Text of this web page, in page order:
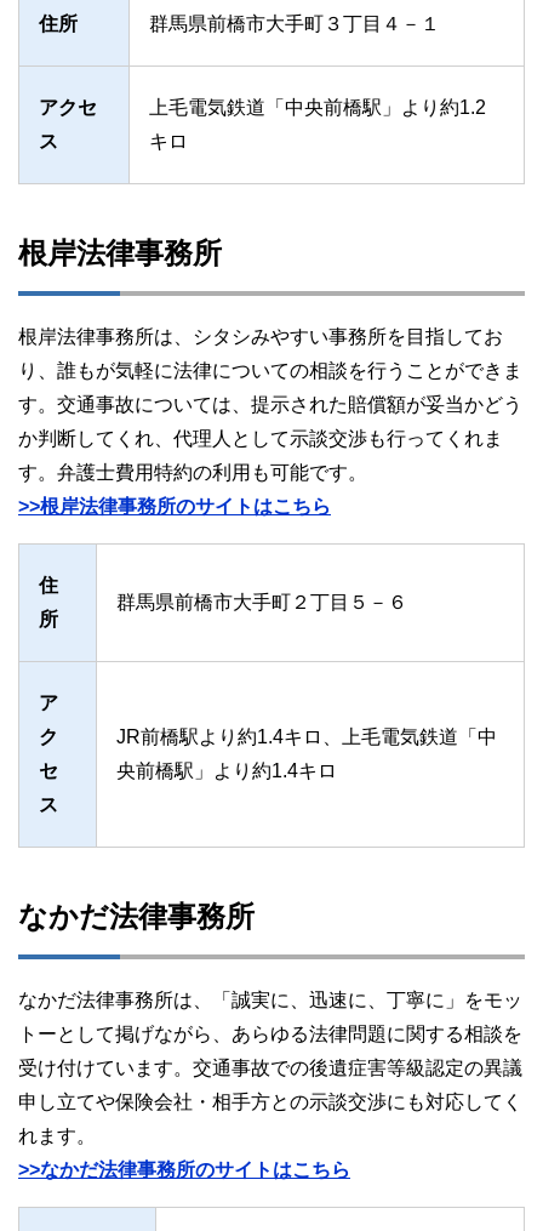
住所 群馬県前橋市大手町３丁目４－１
アクセ
ス
上毛電気鉄道「中央前橋駅」より約1.2
キロ
根岸法律事務所
根岸法律事務所は、シタシみやすい事務所を目指してお
り、誰もが気軽に法律についての相談を行うことができま
す。交通事故については、提示された賠償額が妥当かどう
か判断してくれ、代理人として示談交渉も行ってくれま
す。弁護士費用特約の利用も可能です。
>>根岸法律事務所のサイトはこちら
住
所
群馬県前橋市大手町２丁目５－６
ア
ク
セ
ス
JR前橋駅より約1.4キロ、上毛電気鉄道「中
央前橋駅」より約1.4キロ
なかだ法律事務所
なかだ法律事務所は、「誠実に、迅速に、丁寧に」をモッ
トーとして掲げながら、あらゆる法律問題に関する相談を
受け付けています。交通事故での後遺症害等級認定の異議
申し立てや保険会社・相手方との示談交渉にも対応してく
れます。
>>なかだ法律事務所のサイトはこちら